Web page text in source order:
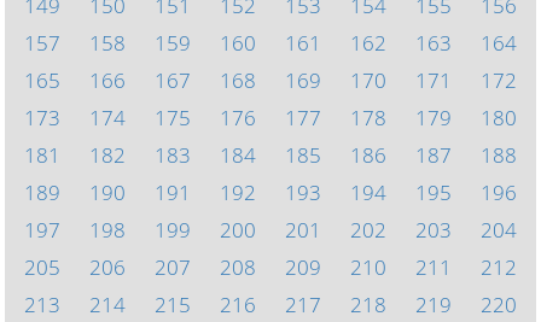
157
158 159 160 161 162 163
164
165
166 167 168 169 170 171
172
173
174 175 176 177 178 179
180
181
182 183 184 185 186 187
188
189
190 191 192 193 194 195
196
197
198 199 200 201 202 203
204
205
206 207 208 209 210 211
212
213
214 215 216 217 218 219
220